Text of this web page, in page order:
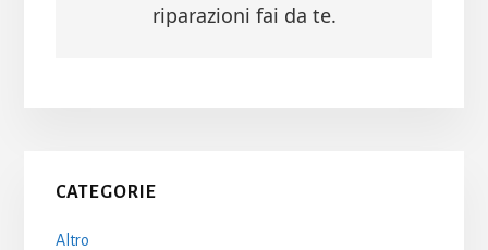
riparazioni fai da te.
Primary
Sidebar
CATEGORIE
Altro